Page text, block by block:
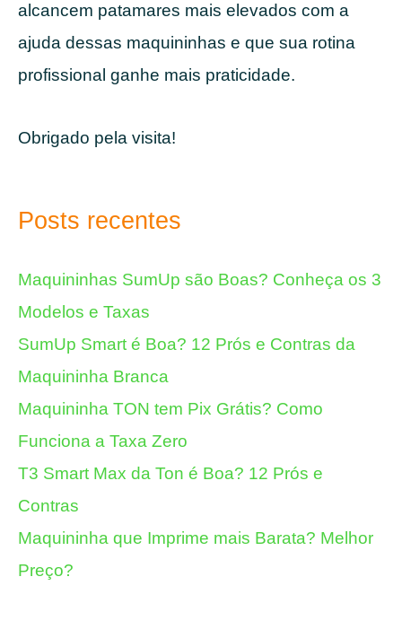
alcancem patamares mais elevados com a
ajuda dessas maquininhas e que sua rotina
profissional ganhe mais praticidade.
Obrigado pela visita!
Posts recentes
Maquininhas SumUp são Boas? Conheça os 3
Modelos e Taxas
SumUp Smart é Boa? 12 Prós e Contras da
Maquininha Branca
Maquininha TON tem Pix Grátis? Como
Funciona a Taxa Zero
T3 Smart Max da Ton é Boa? 12 Prós e
Contras
Maquininha que Imprime mais Barata? Melhor
Preço?